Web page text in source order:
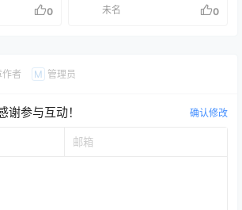
0
未名
0
者 M 管理员
谢参与互动！ 确认修改